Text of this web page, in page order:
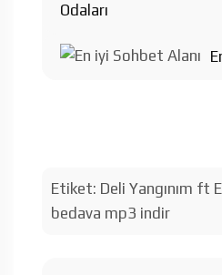
Odaları
Etiket: Deli Yangınım ft
bedava mp3 indir